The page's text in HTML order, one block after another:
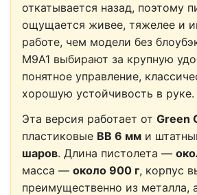
откатывается назад, поэтому
ощущается живее, тяжелее и
работе, чем модели без
M9A1 выбирают за крупную
понятное управление,
хорошую устойчивость в руке.
Эта версия работает от Green
пластиковые BB 6 мм и
шаров. Длина пистолета —
масса — около 900 г, корпус
преимущественно из металла,